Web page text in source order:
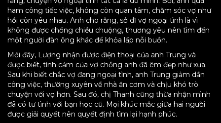
ham công tiếc việc, không còn quan tâm, chăm sóc vợ như
hồi còn yêu nhau. Anh cho rằng, sở dĩ vợ ngoại tình là vì
không được chồng chiều chuộng, thương yêu nên tìm đến
một người đàn ông khác để khỏa lấp nỗi buồn.
Mới đây, Lượng nhận được điện thoại của anh Trung và
được biết, tình cảm của vợ chồng anh đã êm đẹp như xưa.
Sau khi biết chắc vợ đang ngoại tình, anh Trung giảm dần
công việc, thường xuyên về nhà ăn cơm và chịu khó trò
chuyện với vợ hơn. Sau đó, chị Thanh cũng thừa nhận mình
đã có tư tình với bạn học cũ. Mọi khúc mắc giữa hai người
được giải quyết nên quyết định tìm lại hạnh phúc.